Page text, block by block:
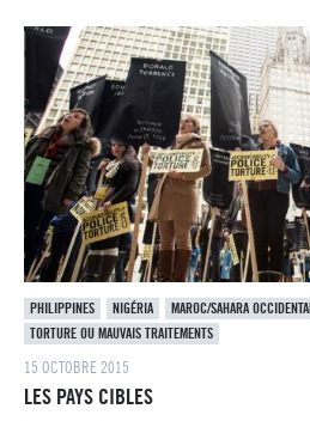
PHILIPPINES NIGÉRIA MAROC/SAHARA OCCIDENTAL
TORTURE OU MAUVAIS TRAITEMENTS
15 OCTOBRE 2015
LES PAYS CIBLES